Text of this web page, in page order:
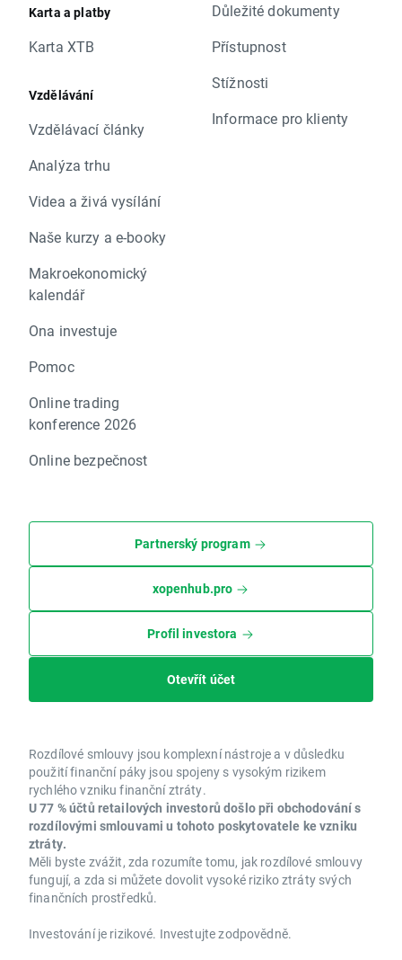
Karta a platby
Karta XTB
Vzdělávání
Vzdělávací články
Analýza trhu
Videa a živá vysílání
Naše kurzy a e-booky
Makroekonomický
kalendář
Ona investuje
Pomoc
Online trading
konference 2026
Online bezpečnost
Důležité dokumenty
Přístupnost
Stížnosti
Informace pro klienty
Partnerský program
xopenhub.pro
Profil investora
Otevřít účet
Rozdílové smlouvy jsou komplexní nástroje a v důsledku
použití finanční páky jsou spojeny s vysokým rizikem
rychlého vzniku finanční ztráty.
U 77 % účtů retailových investorů došlo při obchodování s
rozdílovými smlouvami u tohoto poskytovatele ke vzniku
ztráty.
Měli byste zvážit, zda rozumíte tomu, jak rozdílové smlouvy
fungují, a zda si můžete dovolit vysoké riziko ztráty svých
finančních prostředků.
Investování je rizikové. Investujte zodpovědně.